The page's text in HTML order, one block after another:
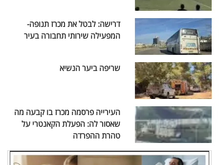
דרישה: לבטל את מכרז תנופה-
המפעילה שירותי תחבורה בעיר
שריפה ביער הנשיא
העירייה פרסמה מכרז בו קבעה מה
שאסור לה: הפעלת הקאנטרי על
טהרת ההפרדה